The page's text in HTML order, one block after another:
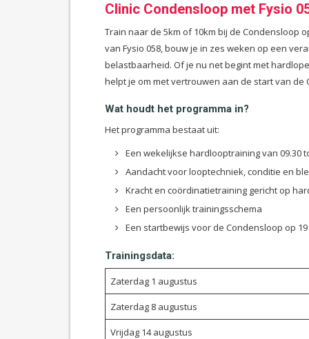
Clinic Condensloop met Fysio
Train naar de 5km of 10km bij de Condensloop
van Fysio 058, bouw je in zes weken op een
belastbaarheid. Of je nu net begint met
helpt je om met vertrouwen aan de start van de
Wat houdt het programma in?
Het programma bestaat uit:
Een wekelijkse hardlooptraining van 09.30
Aandacht voor looptechniek, conditie en
Kracht en coördinatietraining gericht op
Een persoonlijk trainingsschema
Een startbewijs voor de Condensloop op
Trainingsdata:
Zaterdag 1 augustus
Zaterdag 8 augustus
Vrijdag 14 augustus